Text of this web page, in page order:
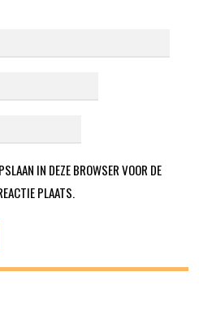
IN DEZE BROWSER VOOR DE
PLAATS.